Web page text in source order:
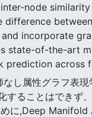
node
incorporate
state-of-the-art
prediction across
し属性グラフ表
することはできず
めに,Deep